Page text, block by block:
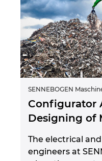
SENNEBOGEN
Configurator
Designing of
The electrical
engineers at